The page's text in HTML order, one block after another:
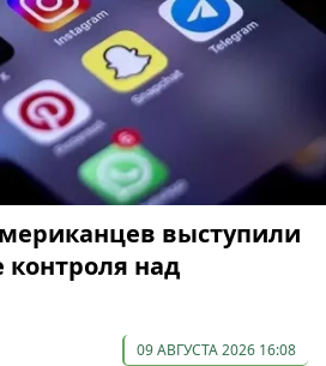
выступили
контроля над
09 АВГУСТА 2026 16:08